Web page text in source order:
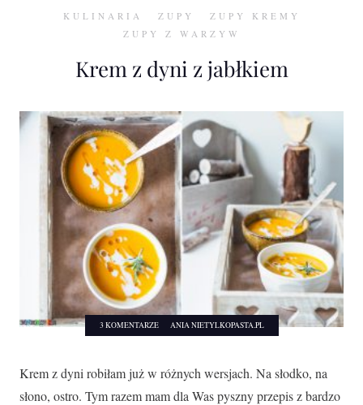
KULINARIA ZUPY
ZUPY KREMY
ZUPY Z WARZYW
Krem z dyni z jabłkiem
3 KOMENTARZE ANIA NIETYLKOPASTA.PL
Krem z dyni robiłam już w różnych wersjach. Na słodko, na
słono, ostro. Tym razem mam dla Was pyszny przepis z bardzo